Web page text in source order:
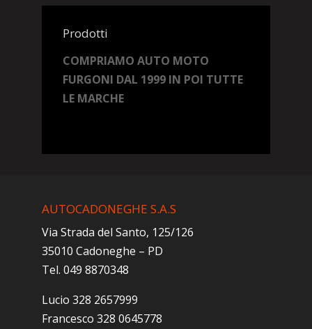
Prodotti
COMPRIAMO AUTO MOTO
FURGONI DAL 1999 IN POI TUTTE
LE MARCHE
AUTOCADONEGHE S.A.S
Via Strada del Santo, 125/126
35010 Cadoneghe – PD
Tel. 049 8870348
Lucio 328 2657999
Francesco 328 0645778